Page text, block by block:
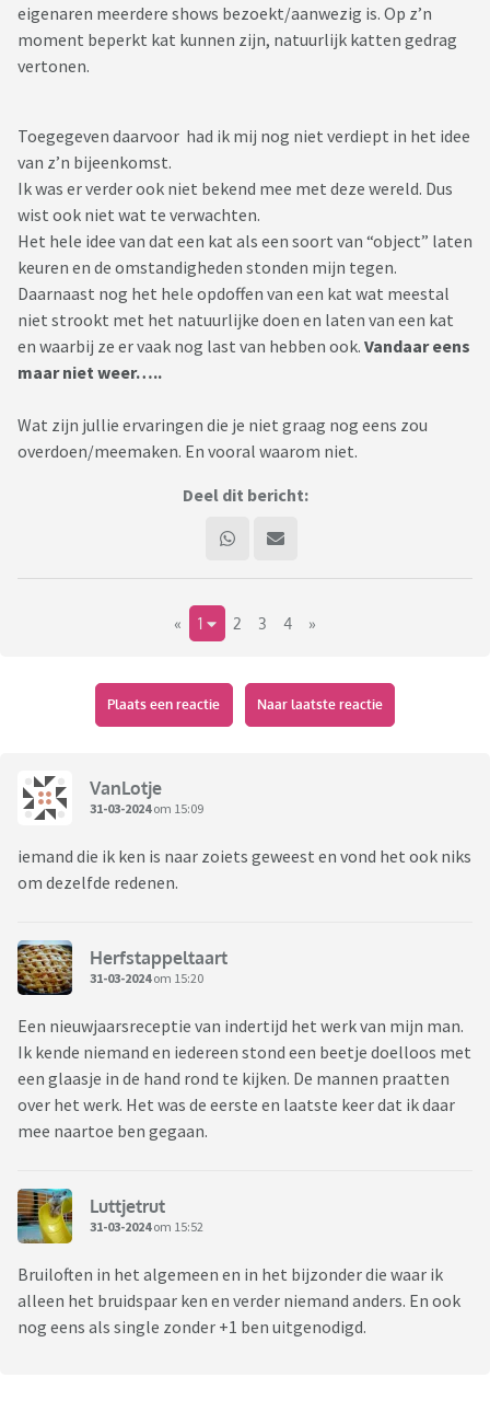
eigenaren meerdere shows bezoekt/aanwezig is. Op z’n
moment beperkt kat kunnen zijn, natuurlijk katten gedrag
vertonen.
Toegegeven daarvoor had ik mij nog niet verdiept in het idee
van z’n bijeenkomst.
Ik was er verder ook niet bekend mee met deze wereld. Dus
wist ook niet wat te verwachten.
Het hele idee van dat een kat als een soort van “object” laten
keuren en de omstandigheden stonden mijn tegen.
Daarnaast nog het hele opdoffen van een kat wat meestal
niet strookt met het natuurlijke doen en laten van een kat
en waarbij ze er vaak nog last van hebben ook. Vandaar eens
maar niet weer…..
Wat zijn jullie ervaringen die je niet graag nog eens zou
overdoen/meemaken. En vooral waarom niet.
Deel dit bericht:
« 1 2 3 4 »
Plaats een reactie Naar laatste reactie
VanLotje
31-03-2024om 15:09
iemand die ik ken is naar zoiets geweest en vond het ook niks
om dezelfde redenen.
Herfstappeltaart
31-03-2024om 15:20
Een nieuwjaarsreceptie van indertijd het werk van mijn man.
Ik kende niemand en iedereen stond een beetje doelloos met
een glaasje in de hand rond te kijken. De mannen praatten
over het werk. Het was de eerste en laatste keer dat ik daar
mee naartoe ben gegaan.
Luttjetrut
31-03-2024om 15:52
Bruiloften in het algemeen en in het bijzonder die waar ik
alleen het bruidspaar ken en verder niemand anders. En ook
nog eens als single zonder +1 ben uitgenodigd.